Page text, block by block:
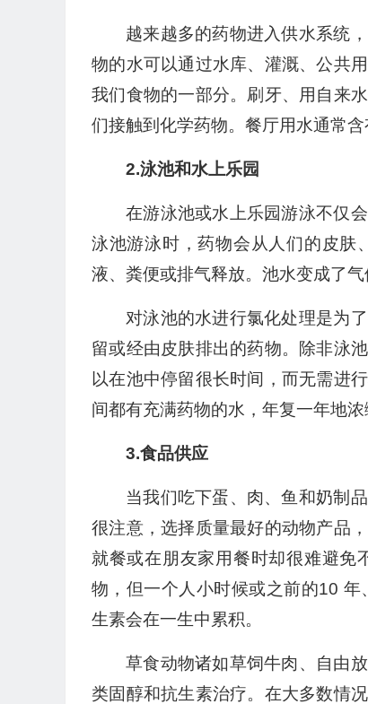
越来越多的药物进入供水系统
物的水可以通过水库、灌溉、公共
我们食物的一部分。刷牙、用自来
们接触到化学药物。餐厅用水通常含
2.泳池和水上乐园
在游泳池或水上乐园游泳不仅
泳池游泳时，药物会从人们的皮肤
液、粪便或排气释放。池水变成了
对泳池的水进行氯化处理是为
留或经由皮肤排出的药物。除非泳
以在池中停留很长时间，而无需进
间都有充满药物的水，年复一年地
3.食品供应
当我们吃下蛋、肉、鱼和奶制
很注意，选择质量最好的动物产品
就餐或在朋友家用餐时却很难避免
物，但一个人小时候或之前的10
生素会在一生中累积。
草食动物诸如草饲牛肉、自由
类固醇和抗生素治疗。在大多数情